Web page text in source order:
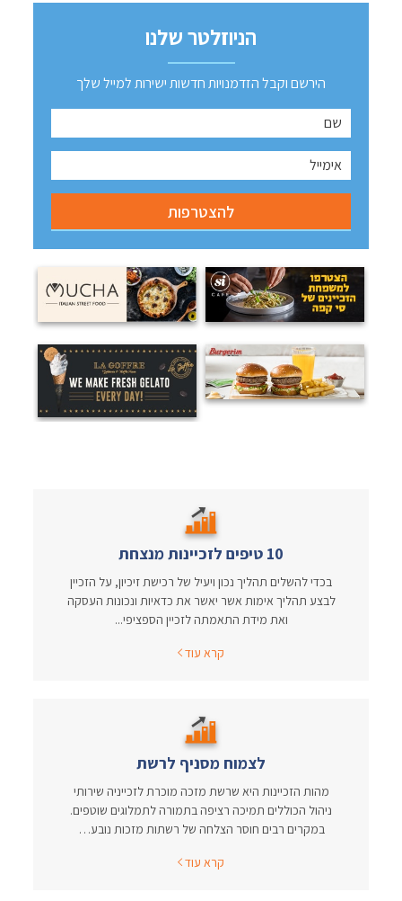
הניוזלטר שלנו
הירשם וקבל הזדמנויות חדשות ישירות למייל שלך
10 טיפים לזכיינות מנצחת
בכדי להשלים תהליך נכון ויעיל של רכישת זיכיון, על הזכיין
לבצע תהליך אימות אשר יאשר את כדאיות ונכונות העסקה
ואת מידת התאמתה לזכיין הספציפי...
קרא עוד
לצמוח מסניף לרשת
מהות הזכיינות היא שרשת מזכה מוכרת לזכייניה שירותי
ניהול הכוללים תמיכה רציפה בתמורה לתמלוגים שוטפים.
במקרים רבים חוסר הצלחה של רשתות מזכות נובע…
קרא עוד